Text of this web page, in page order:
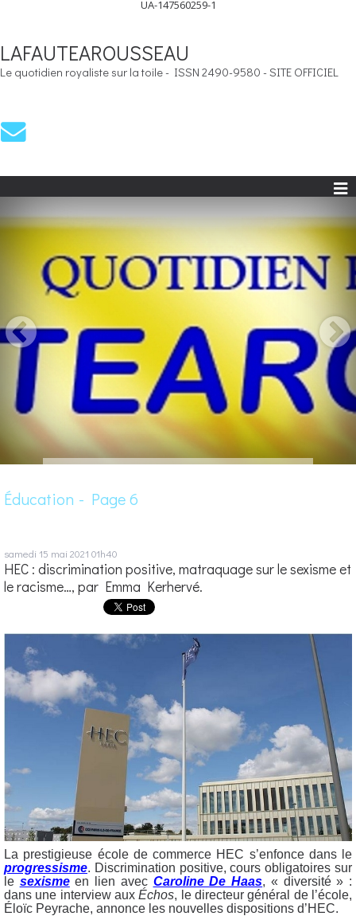
UA-147560259-1
LAFAUTEAROUSSEAU
Le quotidien royaliste sur la toile - ISSN 2490-9580 - SITE OFFICIEL
Éducation - Page 6
samedi 15 mai 2021 01h40
HEC : discrimination positive, matraquage sur le sexisme et
le racisme…, par Emma Kerhervé.
La prestigieuse école de commerce HEC s’enfonce dans le
progressisme. Discrimination positive, cours obligatoires sur
le sexismeen lien avec Caroline De Haas, « diversité » :
dans une interview auxÉchos, le directeur général de l’école,
Éloïc Peyrache, annonce les nouvelles dispositions d’HEC.